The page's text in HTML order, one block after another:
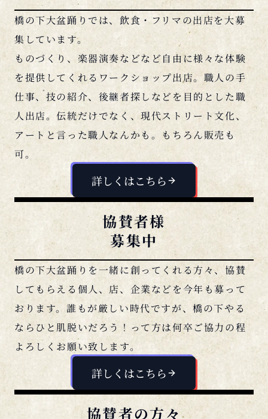
橋の下大盆踊りでは、飲食・フリマの出店を大募
集しています。
ものづくり、楽器演奏などなど自由に様々な体験
を提供してくれるワークショップ出店。職人の手
仕事、技の紹介、後継者探しなどを目的とした職
人出店。伝統だけでなく、現代ストリート文化、
アートと言った職人なんかも。もちろん販売も
可。
詳しくはこちら
協賛者様
募集中
橋の下大盆踊りを一緒に創ってくれる方々、協賛
してもらえる個人、店、企業などを今年も募って
おります。誰もが厳しい時代ですが、橋の下やる
ならひと肌脱いだろう！って方は何卒ご協力の程
よろしくお願い致します。
詳しくはこちら
協賛者の方々